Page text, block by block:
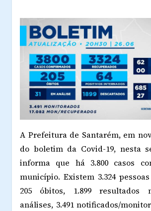
A Prefeitura de Santarém, em
do boletim da Covid-19, nesta
informa que há 3.800 casos
município. Existem 3.324
205 óbitos, 1.899 resultados
análises, 3.491 notificados/